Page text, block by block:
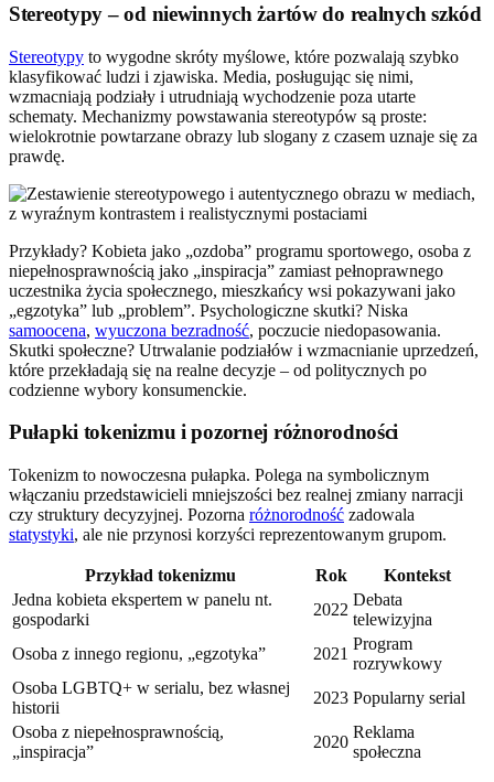
Stereotypy – od niewinnych żartów do realnych szkód
Stereotypy to wygodne skróty myślowe, które pozwalają szybko
klasyfikować ludzi i zjawiska. Media, posługując się nimi,
wzmacniają podziały i utrudniają wychodzenie poza utarte
schematy. Mechanizmy powstawania stereotypów są proste:
wielokrotnie powtarzane obrazy lub slogany z czasem uznaje się za
prawdę.
Przykłady? Kobieta jako „ozdoba” programu sportowego, osoba z
niepełnosprawnością jako „inspiracja” zamiast pełnoprawnego
uczestnika życia społecznego, mieszkańcy wsi pokazywani jako
„egzotyka” lub „problem”. Psychologiczne skutki? Niska
samoocena, wyuczona bezradność, poczucie niedopasowania.
Skutki społeczne? Utrwalanie podziałów i wzmacnianie uprzedzeń,
które przekładają się na realne decyzje – od politycznych po
codzienne wybory konsumenckie.
Pułapki tokenizmu i pozornej różnorodności
Tokenizm to nowoczesna pułapka. Polega na symbolicznym
włączaniu przedstawicieli mniejszości bez realnej zmiany narracji
czy struktury decyzyjnej. Pozorna różnorodność zadowala
statystyki, ale nie przynosi korzyści reprezentowanym grupom.
Przykład tokenizmu Rok
Kontekst
Jedna kobieta ekspertem w panelu nt.
gospodarki
2022
Debata
telewizyjna
Osoba z innego regionu, „egzotyka”
2021
Program
rozrywkowy
Osoba LGBTQ+ w serialu, bez własnej
historii
2023 Popularny serial
Osoba z niepełnosprawnością,
„inspiracja”
2020
Reklama
społeczna